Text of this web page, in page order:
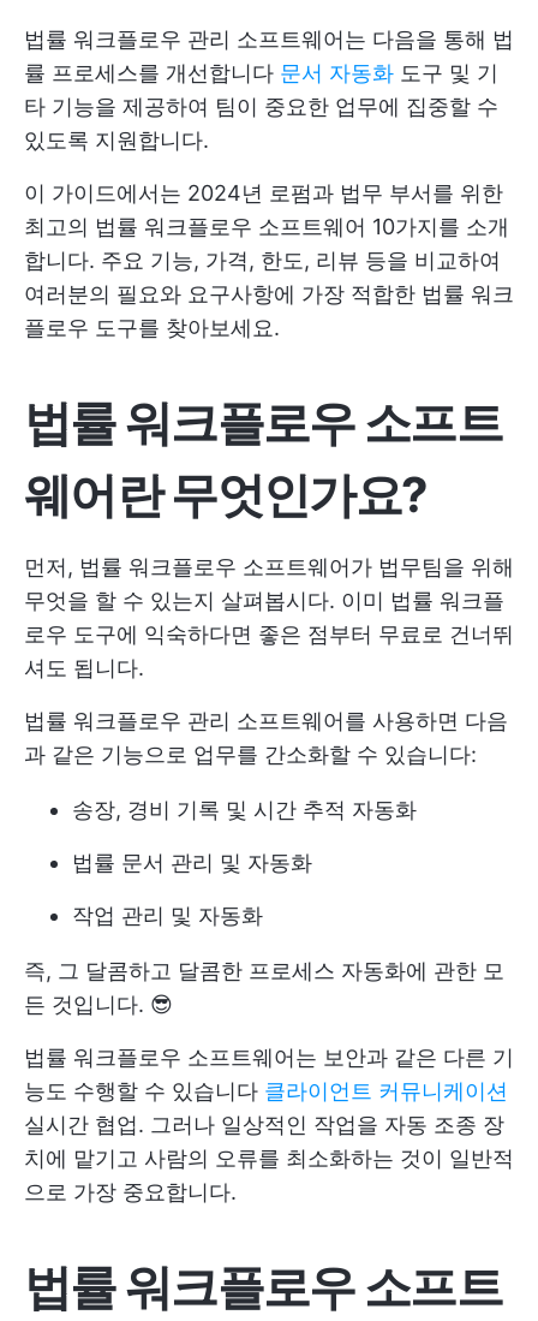
법률 워크플로우 관리 소프트웨어는 다음을 통해 법
률 프로세스를 개선합니다 문서 자동화 도구 및 기
타 기능을 제공하여 팀이 중요한 업무에 집중할 수
있도록 지원합니다.
이 가이드에서는 2024년 로펌과 법무 부서를 위한
최고의 법률 워크플로우 소프트웨어 10가지를 소개
합니다. 주요 기능, 가격, 한도, 리뷰 등을 비교하여
여러분의 필요와 요구사항에 가장 적합한 법률 워크
플로우 도구를 찾아보세요.
법률 워크플로우 소프트
웨어란 무엇인가요?
먼저, 법률 워크플로우 소프트웨어가 법무팀을 위해
무엇을 할 수 있는지 살펴봅시다. 이미 법률 워크플
로우 도구에 익숙하다면 좋은 점부터 무료로 건너뛰
셔도 됩니다.
법률 워크플로우 관리 소프트웨어를 사용하면 다음
과 같은 기능으로 업무를 간소화할 수 있습니다:
송장, 경비 기록 및 시간 추적 자동화
법률 문서 관리 및 자동화
작업 관리 및 자동화
즉, 그 달콤하고 달콤한 프로세스 자동화에 관한 모
든 것입니다. 😎
법률 워크플로우 소프트웨어는 보안과 같은 다른 기
능도 수행할 수 있습니다 클라이언트 커뮤니케이션
실시간 협업. 그러나 일상적인 작업을 자동 조종 장
치에 맡기고 사람의 오류를 최소화하는 것이 일반적
으로 가장 중요합니다.
법률 워크플로우 소프트